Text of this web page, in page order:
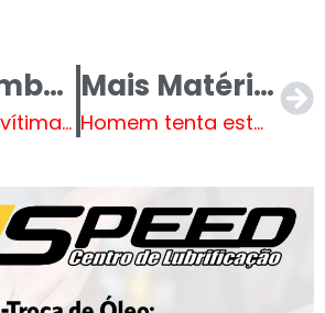
Veja Também
Empresária vítima de acidente de avião em Ubatuba está em estado grave
Mais Matérias
Homem tenta estuprar vaca, leva coice e morre com camisinha no pênis